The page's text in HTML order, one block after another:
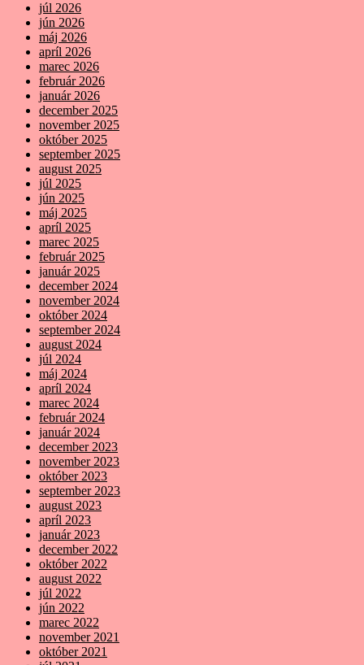
júl 2026
jún 2026
máj 2026
apríl 2026
marec 2026
február 2026
január 2026
december 2025
november 2025
október 2025
september 2025
august 2025
júl 2025
jún 2025
máj 2025
apríl 2025
marec 2025
február 2025
január 2025
december 2024
november 2024
október 2024
september 2024
august 2024
júl 2024
máj 2024
apríl 2024
marec 2024
február 2024
január 2024
december 2023
november 2023
október 2023
september 2023
august 2023
apríl 2023
január 2023
december 2022
október 2022
august 2022
júl 2022
jún 2022
marec 2022
november 2021
október 2021